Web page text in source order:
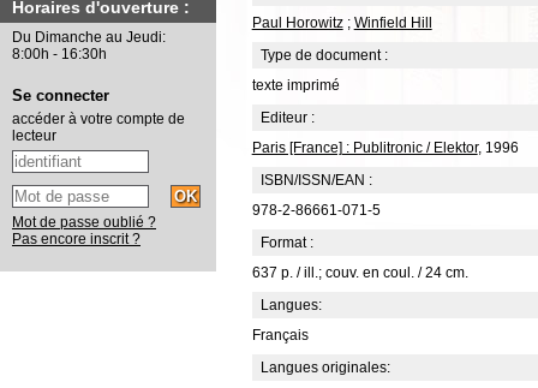
Paul Horowitz; Winfield Hill
Type de document :
texte imprimé
Editeur :
Paris [France] : Publitronic / Elektor, 1996
ISBN/ISSN/EAN :
978-2-86661-071-5
Format :
637 p. / ill.; couv. en coul. / 24 cm.
Langues:
Français
Langues originales:
Horaires d'ouverture :
Du Dimanche au Jeudi:
8:00h - 16:30h
Se connecter
accéder à votre compte de
lecteur
Mot de passe oublié ?
Pas encore inscrit ?